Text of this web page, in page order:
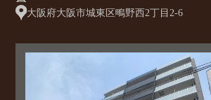
大阪府大阪市城東区鴫野西2丁目2-6